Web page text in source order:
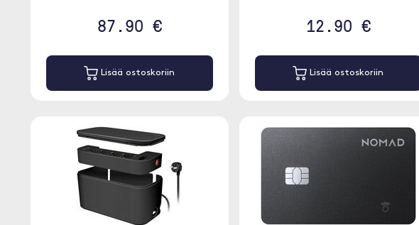
87.90 €
Lisää ostoskoriin
12.90 €
Lisää ostoskoriin